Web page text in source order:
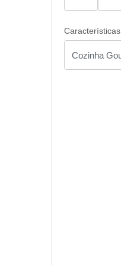
Características